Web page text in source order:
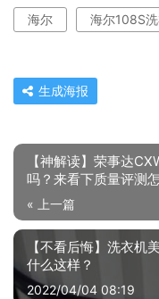
海尔 海尔108S
生成海报
【神解读】荣事达
吗？来看下质量评测
« 上一篇
【不看后悔】洗衣机
什么这样？
2022/04/04 08:19